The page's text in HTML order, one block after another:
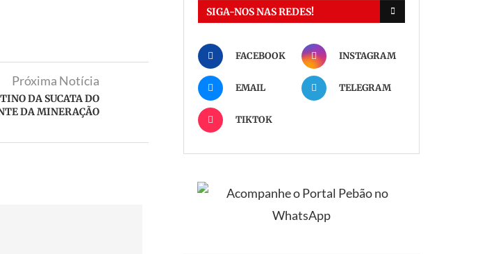
Próxima Notícia
DA SUCATA DO
DA MINERAÇÃO
SIGA-NOS NAS REDES!
FACEBOOK INSTAGRAM
EMAIL TELEGRAM
TIKTOK